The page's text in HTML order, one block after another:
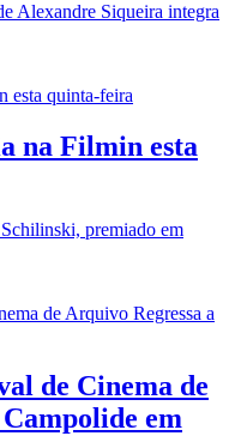
Alexandre Siqueira integra
na Filmin esta
premiado em
de Cinema de
em